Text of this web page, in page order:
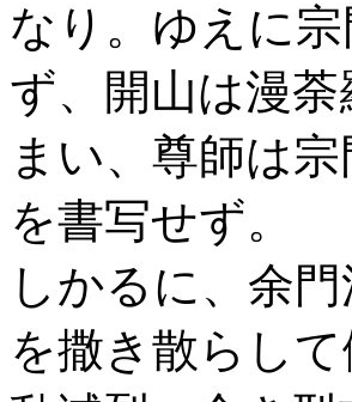
なり。ゆえに
ず、開山は漫
まい、尊師は
を書写せず。
しかるに、余
を撒き散らし